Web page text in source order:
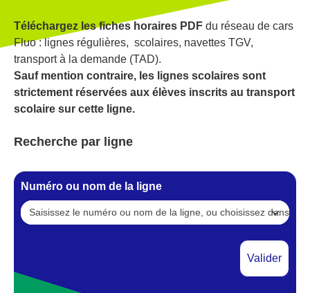
Téléchargez les fiches horaires PDF du réseau de cars
Fluo : lignes régulières, scolaires, navettes TGV,
transport à la demande (TAD).
Sauf mention contraire, les lignes scolaires sont
strictement réservées aux élèves inscrits au transport
scolaire sur cette ligne.
Recherche par ligne
Numéro ou nom de la ligne